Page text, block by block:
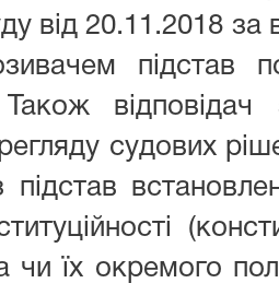
від 20.11.2018
підстав
Також
судових
підстав
чи їх окремого